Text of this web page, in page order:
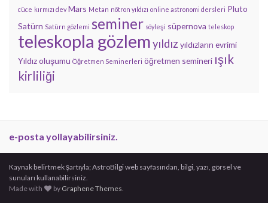
cüce kırmızı dev Mars Metan nötron yıldızı online astronomi dersleri Pluto
Satürn Satürn gözlemi seminer söyleşi süpernova teleskop
teleskopla gözlemyıldız yıldızların evrimi
Yıldız oluşumu Öğretmen Seminerleri öğretmen semineri ışık
kirliliği
e-posta yollayabilirsiniz.
Kaynak belirtmek şartıyla; AstroBilgi web sayfasından, bilgi, yazı, görsel ve
sunuları kullanabilirsiniz.
Made with
by Graphene Themes.